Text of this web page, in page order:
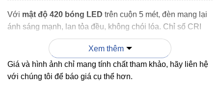
Với mật độ 420 bóng LED trên cuộn 5 mét, đèn mang lại
ánh sáng mạnh, lan tỏa đều, không chói lóa. Chỉ số CRI
hiển thị màu sắc vật thể trung thực
showroom, nhà hàng, quán bar
hoặc không gian
yêu cầu ánh sáng chất lượng cao.
Xem thêm
Giá và hình ảnh chỉ mang tính chất tham khảo, hãy liên hệ
với chúng tôi để báo giá cụ thể hơn.